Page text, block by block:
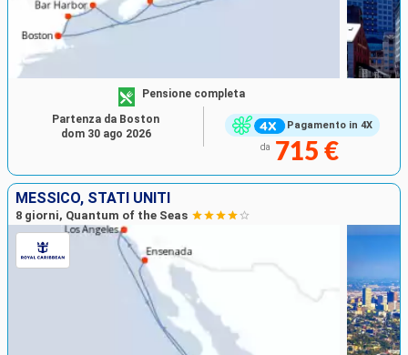
Pagamento in 4X
Pensione completa
da 715 €
Partenza da Boston
dom 30 ago 2026
MESSICO, STATI UNITI
8 giorni, Quantum of the Seas